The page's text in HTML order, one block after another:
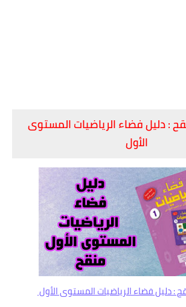
: ​دليل فضاء الرياضيات المستوى
الأول
: ​دليل فضاء الرياضيات المستوى الأول